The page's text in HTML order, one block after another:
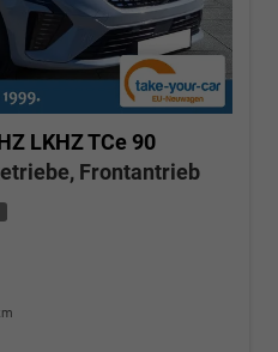
LKHZ TCe 90
Frontantrieb